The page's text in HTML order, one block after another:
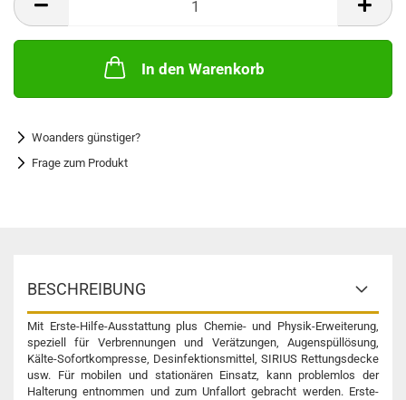
In den Warenkorb
Woanders günstiger?
Frage zum Produkt
BESCHREIBUNG
Mit Erste-Hilfe-Ausstattung plus Chemie- und Physik-Erweiterung,
speziell für Verbrennungen und Verätzungen, Augenspüllösung,
Kälte-Sofortkompresse, Desinfektionsmittel, SIRIUS Rettungsdecke
usw. Für mobilen und stationären Einsatz, kann problemlos der
Halterung entnommen und zum Unfallort gebracht werden. Erste-